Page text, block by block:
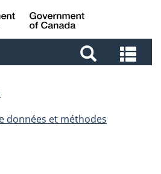
Aller
au
Aller
au
Passer
à
et
données et méthodes